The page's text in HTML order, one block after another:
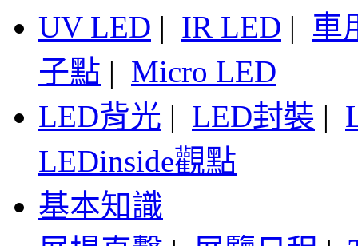
UV LED | IR LED | 車
子點 | Micro LED
LED背光 | LED封裝 |
LEDinside觀點
基本知識